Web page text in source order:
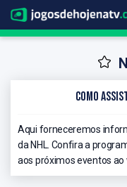
Como
Aqui forneceremos
da NHL. Confira a
aos próximos eventos ao